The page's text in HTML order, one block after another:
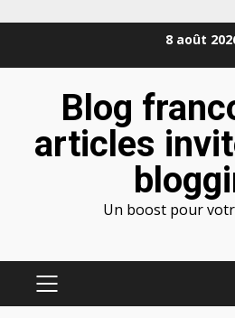
8 août
Blog
articles
Un boost pour
MENU